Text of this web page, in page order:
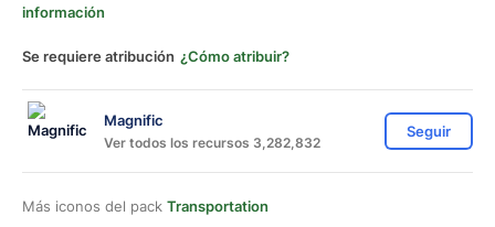
información
Se requiere atribución ¿Cómo atribuir?
Magnific
Ver todos los recursos 3,282,832
Seguir
Más iconos del pack Transportation